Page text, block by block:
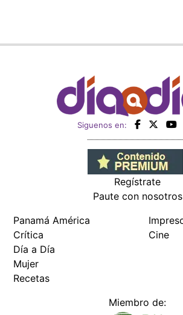
Siguenos en:
Regístrate
Paute con nosotros
Panamá América
Crítica
Día a Día
Mujer
Recetas
Cine
Miembro de: